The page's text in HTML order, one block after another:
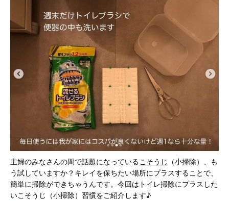
主婦のみなさんの間で話題になっているこそうじ （小掃除）、も
う試していますか？キレイを保ちたい場所にプラスすることで、
簡単に掃除ができちゃうんです。今回はトイレ掃除にプラスした
いこそうじ（小掃除）習慣をご紹介します♪